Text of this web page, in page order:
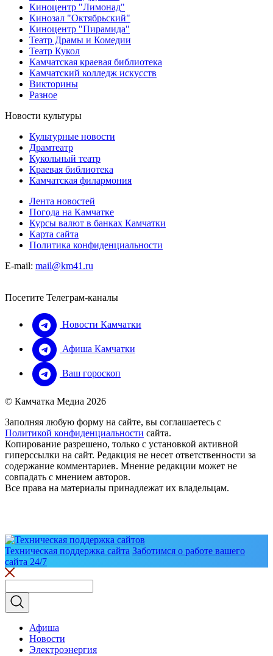
Киноцентр "Лимонад"
Кинозал "Октябрьский"
Киноцентр "Пирамида"
Театр Драмы и Комедии
Театр Кукол
Камчатская краевая библиотека
Камчатский колледж искусств
Викторины
Разное
Новости культуры
Культурные новости
Драмтеатр
Кукольный театр
Краевая библиотека
Камчатская филармония
Лента новостей
Погода на Камчатке
Курсы валют в банках Камчатки
Карта сайта
Политика конфиденциальности
E-mail: mail@km41.ru
Посетите Телеграм-каналы
Новости Камчатки
Афиша Камчатки
Ваш гороскоп
© Камчатка Медиа 2026
Заполняя любую форму на сайте, вы соглашаетесь с
Политикой конфиденциальности сайта.
Копирование разрешено, только с установкой активной
гиперссылки на сайт. Редакция не несет ответственности за
содержание комментариев. Мнение редакции может не
совпадать с мнением авторов.
Все права на материалы принадлежат их владельцам.
Техническая поддержка сайта Заботимся о работе вашего
сайта 24/7
Афиша
Новости
Электроэнергия